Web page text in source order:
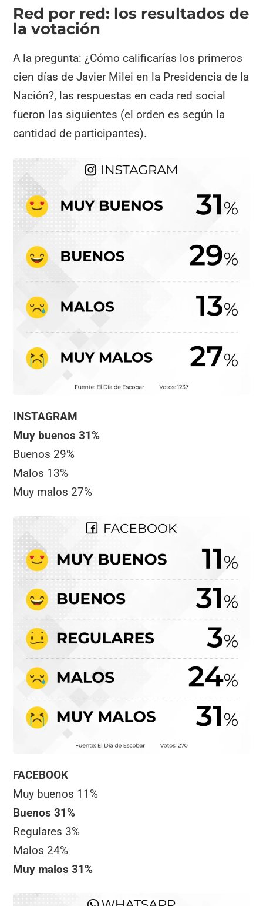
Red por red: los resultados de
la votación
A la pregunta: ¿Cómo calificarías los primeros
cien días de Javier Milei en la Presidencia de la
Nación?, las respuestas en cada red social
fueron las siguientes (el orden es según la
cantidad de participantes).
INSTAGRAM
Muy buenos 31%
Buenos 29%
Malos 13%
Muy malos 27%
FACEBOOK
Muy buenos 11%
Buenos 31%
Regulares 3%
Malos 24%
Muy malos 31%